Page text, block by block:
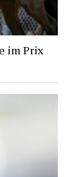
im Prix